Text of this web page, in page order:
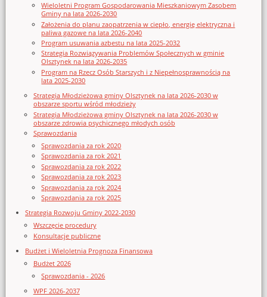
Wieloletni Program Gospodarowania Mieszkaniowym Zasobem
Gminy na lata 2026-2030
Założenia do planu zaopatrzenia w ciepło, energię elektryczna i
paliwa gazowe na lata 2026-2040
Program usuwania azbestu na lata 2025-2032
Strategia Rozwiązywania Problemów Społecznych w gminie
Olsztynek na lata 2026-2035
Program na Rzecz Osób Starszych i z Niepełnosprawnością na
lata 2025-2030
Strategia Młodzieżowa gminy Olsztynek na lata 2026-2030 w
obszarze sportu wśród młodzieży
Strategia Młodzieżowa gminy Olsztynek na lata 2026-2030 w
obszarze zdrowia psychicznego młodych osób
Sprawozdania
Sprawozdania za rok 2020
Sprawozdania za rok 2021
Sprawozdania za rok 2022
Sprawozdania za rok 2023
Sprawozdania za rok 2024
Sprawozdania za rok 2025
Strategia Rozwoju Gminy 2022-2030
Wszczęcie procedury
Konsultacje publiczne
Budżet i Wieloletnia Prognoza Finansowa
Budżet 2026
Sprawozdania - 2026
WPF 2026-2037